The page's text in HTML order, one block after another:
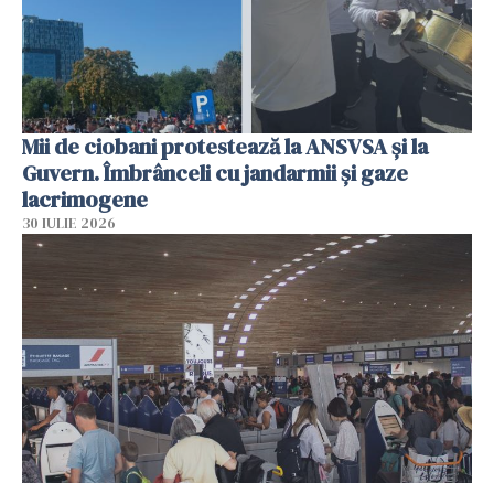
Mii de ciobani protestează la ANSVSA și la
Guvern. Îmbrânceli cu jandarmii și gaze
lacrimogene
30 IULIE 2026